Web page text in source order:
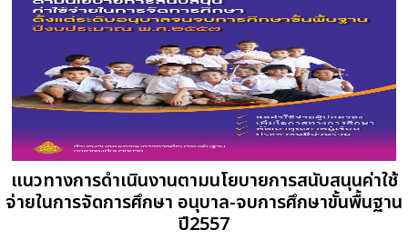
แนวทางการดำเนินงานตามนโยบายการสนับสนุนค่าใช้
จ่ายในการจัดการศึกษา อนุบาล-จบการศึกษาขั้นพื้นฐาน
ปี2557